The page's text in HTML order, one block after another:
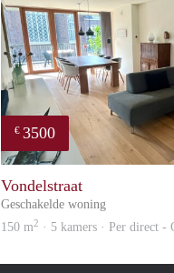
€ 3500
Vondelstraat
Geschakelde woning
150 m2 · 5 kamers · Per direct -